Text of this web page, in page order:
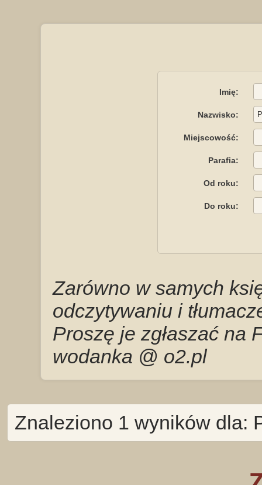
Imię:
Nazwisko:
Miejscowość:
Parafia:
Od roku:
Do roku:
Zarówno w samych
odczytywaniu i
Proszę je zgłaszać na
wodanka @ o2.pl
Znaleziono 1 wyników dla: